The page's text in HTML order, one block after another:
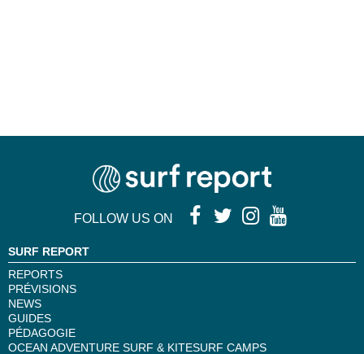
FOLLOW US ON
SURF REPORT
REPORTS
PRÉVISIONS
NEWS
GUIDES
PÉDAGOGIE
OCEAN ADVENTURE SURF & KITESURF CAMPS